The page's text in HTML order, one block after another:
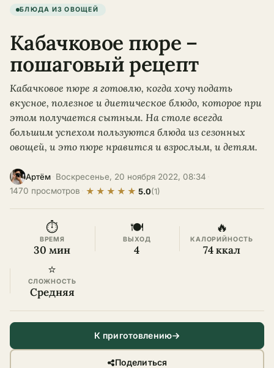
БЛЮДА ИЗ ОВОЩЕЙ
Кабачковое пюре –
пошаговый рецепт
Кабачковое пюре я готовлю, когда хочу подать
вкусное, полезное и диетическое блюдо, которое при
этом получается сытным. На столе всегда
большим успехом пользуются блюда из сезонных
овощей, и это пюре нравится и взрослым, и детям.
Артём Воскресенье, 20 ноября 2022, 08:34
1470 просмотров
★ ★ ★ ★ ★ 5.0(1)
⏱
ВРЕМЯ
30 мин
🍽
ВЫХОД
4
🔥
КАЛОРИЙНОСТЬ
74 ккал
⭐
СЛОЖНОСТЬ
Средняя
К приготовлению
Поделиться